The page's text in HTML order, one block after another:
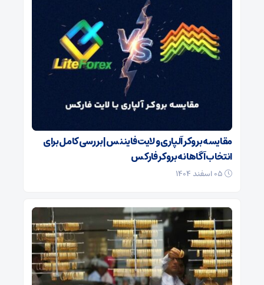
مقایسه بروکر آلپاری و لایت فایننس | بررسی کامل برای
انتخاب آگاهانه بروکر فارکس